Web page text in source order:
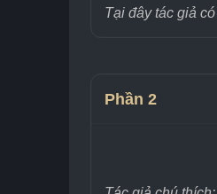
Tại đây tác giả
Phần 2